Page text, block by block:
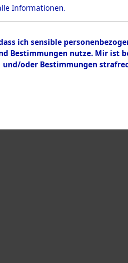
Informationen.
ich sensible
nutze. Mir ist
und/oder Bestimmungen